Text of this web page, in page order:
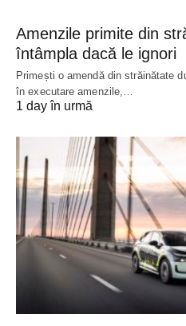
Amenzile primite din
întâmpla dacă le ignori
Primești o amendă din străinătate
în executare amenzile,…
1 day în urmă